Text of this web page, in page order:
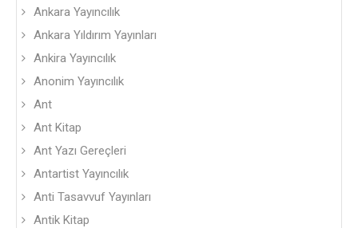
Ankara Yayıncılık
Ankara Yıldırım Yayınları
Ankira Yayıncılık
Anonim Yayıncılık
Ant
Ant Kitap
Ant Yazı Gereçleri
Antartist Yayıncılık
Anti Tasavvuf Yayınları
Antik Kitap